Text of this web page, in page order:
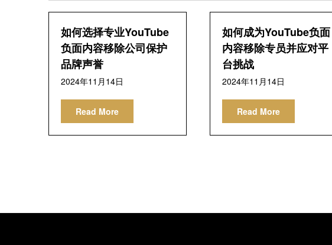
航
如何选择专业YouTube
负面内容移除公司保护
品牌声誉
2024年11月14日
Read More
如何成为YouTube负面
内容移除专员并应对平
台挑战
2024年11月14日
Read More